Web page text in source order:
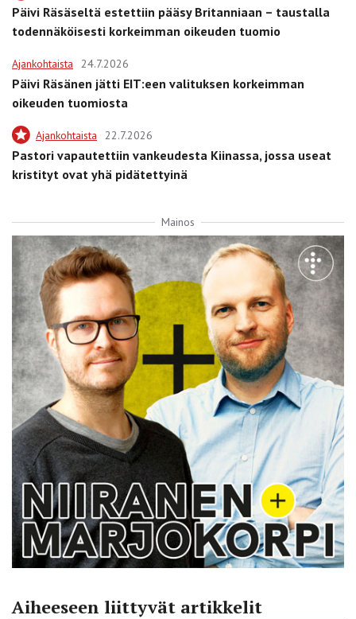
Päivi Räsäseltä estettiin pääsy Britanniaan – taustalla
todennäköisesti korkeimman oikeuden tuomio
Ajankohtaista 24.7.2026
Päivi Räsänen jätti EIT:een valituksen korkeimman
oikeuden tuomiosta
Ajankohtaista 22.7.2026
Pastori vapautettiin vankeudesta Kiinassa, jossa useat
kristityt ovat yhä pidätettyinä
Mainos
Aiheeseen liittyvät artikkelit